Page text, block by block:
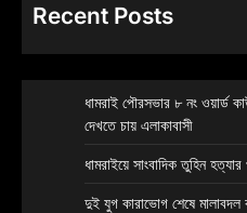
Recent Posts
ধামরাই পৌরসভার ৮ নং ওয়ার্ড
দেখতে চায় এলাকাবাসী
ধামরাইয়ে সাংবাদিক তুহিন
দুই যুগ কারাভোগ শেষে মালাবদল